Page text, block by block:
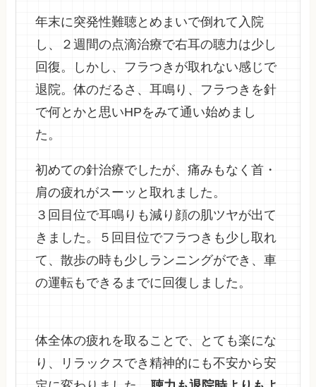
年末に突発性難聴とめまいで倒れて入院
し、２週間の点滴治療で右耳の聴力は少し
回復。しかし、フラつきが取れない感じで
退院。体のだるさ、耳鳴り、フラつきを針
で何とかと思いHPをみて通い始めまし
た。
初めての針治療でしたが、痛みもなく首・
肩の疲れがスーッと取れました。
３回目位で耳鳴りも減り顔の肌ツヤが出て
きました。５回目位でフラつきも少し取れ
て、散歩の時も少しランニングができ、車
の運転もできるまでに回復しました。
体全体の疲れを取ることで、とても楽にな
り、リラックスでき精神的にも不安から安